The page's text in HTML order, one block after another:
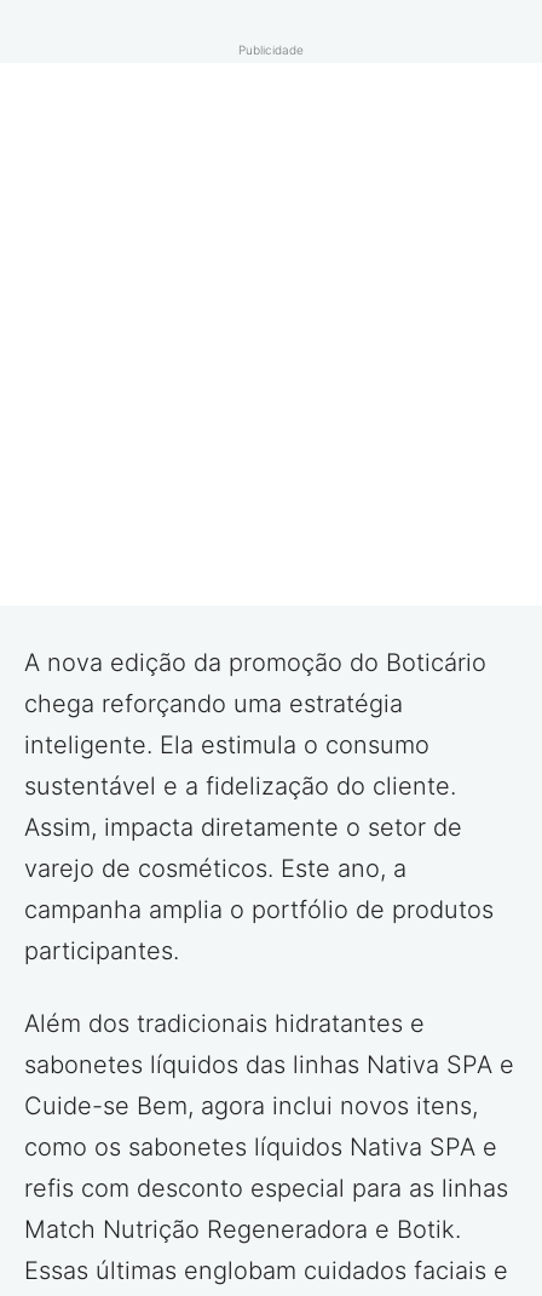
Publicidade
A nova edição da promoção do Boticário
chega reforçando uma estratégia
inteligente. Ela estimula o consumo
sustentável e a fidelização do cliente.
Assim, impacta diretamente o setor de
varejo de cosméticos. Este ano, a
campanha amplia o portfólio de produtos
participantes.
Além dos tradicionais hidratantes e
sabonetes líquidos das linhas Nativa SPA e
Cuide-se Bem, agora inclui novos itens,
como os sabonetes líquidos Nativa SPA e
refis com desconto especial para as linhas
Match Nutrição Regeneradora e Botik.
Essas últimas englobam cuidados faciais e